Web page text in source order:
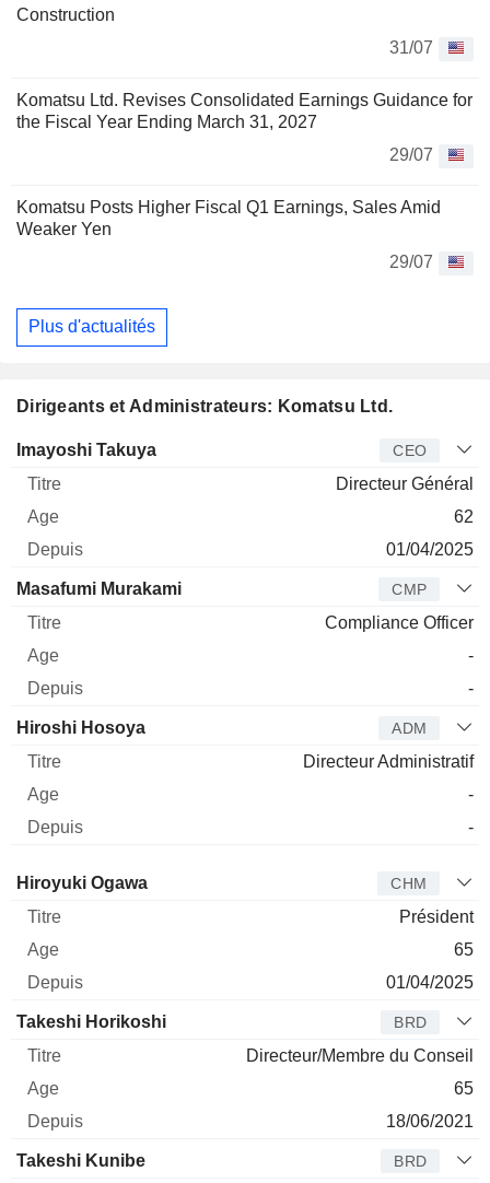
Construction
31/07
Komatsu Ltd. Revises Consolidated Earnings Guidance for
the Fiscal Year Ending March 31, 2027
29/07
Komatsu Posts Higher Fiscal Q1 Earnings, Sales Amid
Weaker Yen
29/07
Plus d'actualités
Dirigeants et Administrateurs: Komatsu Ltd.
Dirigeant Titre Age
Imayoshi Takuya CEO
Directeur Général
62
01/04/2025
Masafumi Murakami CMP
Compliance Officer
-
-
Hiroshi Hosoya ADM
Directeur Administratif
-
-
Administrateur Titre
Hiroyuki Ogawa CHM
Président
65
01/04/2025
Takeshi Horikoshi BRD
Directeur/Membre du Conseil
65
18/06/2021
Takeshi Kunibe BRD